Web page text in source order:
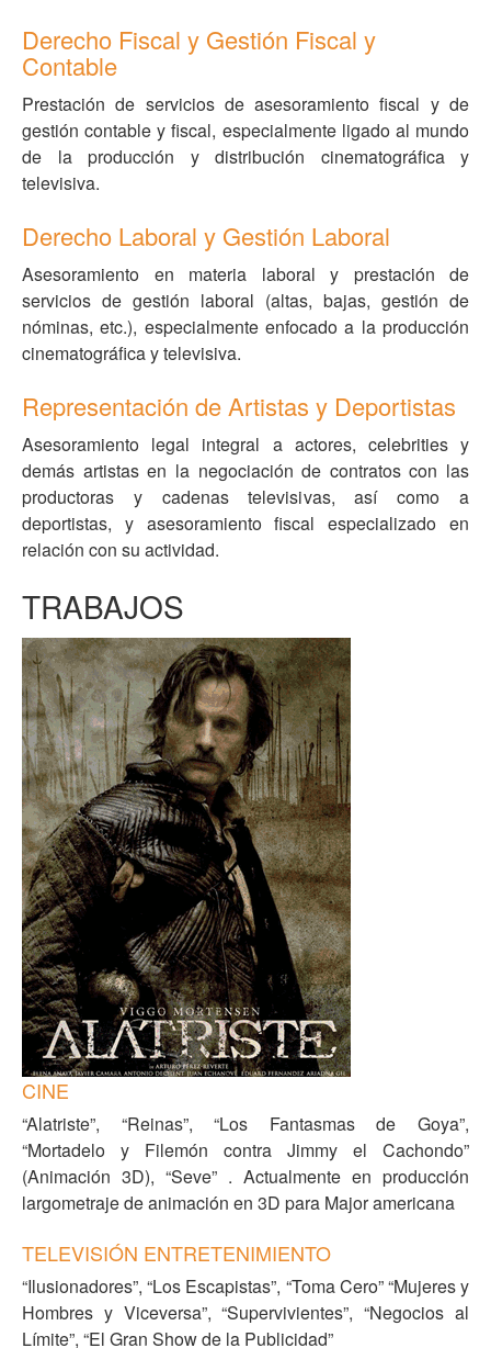
Derecho Fiscal y Gestión Fiscal y
Contable
Prestación de servicios de asesoramiento fiscal y de
gestión contable y fiscal, especialmente ligado al mundo
de la producción y distribución cinematográfica y
televisiva.
Derecho Laboral y Gestión Laboral
Asesoramiento en materia laboral y prestación de
servicios de gestión laboral (altas, bajas, gestión de
nóminas, etc.), especialmente enfocado a la producción
cinematográfica y televisiva.
Representación de Artistas y Deportistas
Asesoramiento legal integral a actores, celebrities y
demás artistas en la negociación de contratos con las
productoras y cadenas televisivas, así como a
deportistas, y asesoramiento fiscal especializado en
relación con su actividad.
TRABAJOS
CINE
“Alatriste”, “Reinas”, “Los Fantasmas de Goya”,
“Mortadelo y Filemón contra Jimmy el Cachondo”
(Animación 3D), “Seve” . Actualmente en producción
largometraje de animación en 3D para Major americana
TELEVISIÓN ENTRETENIMIENTO
“Ilusionadores”, “Los Escapistas”, “Toma Cero” “Mujeres y
Hombres y Viceversa”, “Supervivientes”, “Negocios al
Límite”, “El Gran Show de la Publicidad”